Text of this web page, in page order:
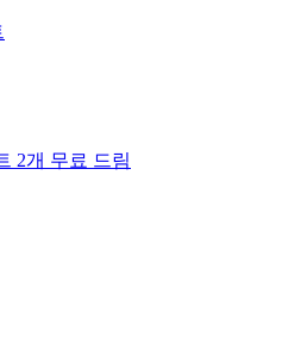
2개 무료 드림